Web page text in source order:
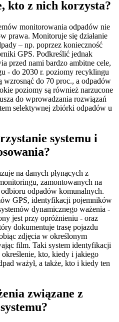
kto z nich korzysta?
monitorowania odpadów nie
prawa. Monitoruje się działanie
– np. poprzez konieczność
GPS. Podkreślić jednak
przed nami bardzo ambitne cele,
- do 2030 r. poziomy recyklingu
do 70 proc., a odpadów
poziomy są również narzucone
do wprowadzania rozwiązań
selektywnej zbiórki odpadów u
systemu i
na danych płynących z
zamontowanych na
odpadów komunalnych.
GPS, identyfikacji pojemników
dynamicznego ważenia -
jest przy opróżnieniu - oraz
dokumentuje trasę pojazdu
zdjęcia w określonym
film. Taki system identyfikacji
kto, kiedy i jakiego
ważył, a także, kto i kiedy ten
związane z